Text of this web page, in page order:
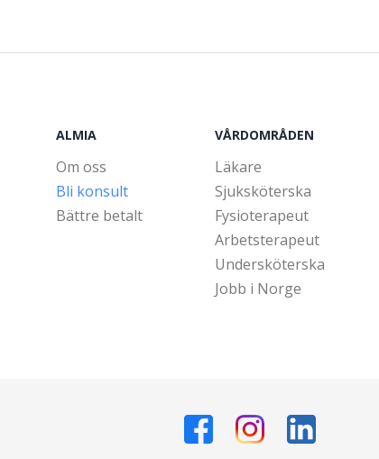
ALMIA
Om oss
Bli konsult
Bättre betalt
VÅRDOMRÅDEN
Läkare
Sjuksköterska
Fysioterapeut
Arbetsterapeut
Undersköterska
Jobb i Norge